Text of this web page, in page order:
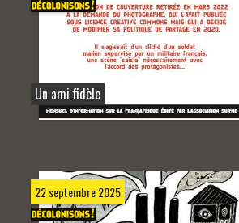
Un ami fidèle
22 septembre 2025